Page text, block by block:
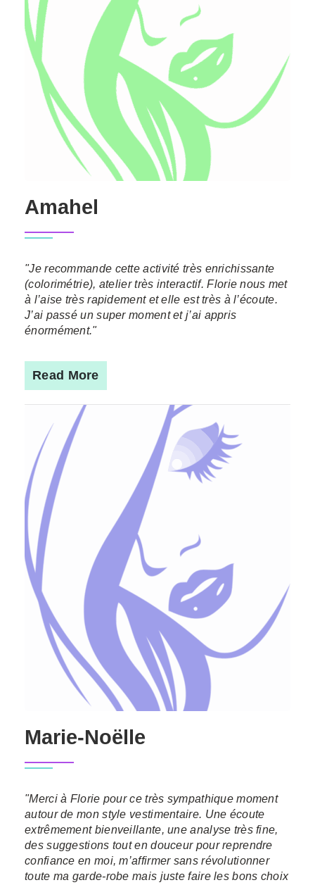
Amahel
"Je recommande cette activité très enrichissante
(colorimétrie), atelier très interactif. Florie nous met
à l’aise très rapidement et elle est très à l’écoute.
J’ai passé un super moment et j’ai appris
énormément."
Read More
Marie-Noëlle
"Merci à Florie pour ce très sympathique moment
autour de mon style vestimentaire. Une écoute
extrêmement bienveillante, une analyse très fine,
des suggestions tout en douceur pour reprendre
confiance en moi, m’affirmer sans révolutionner
toute ma garde-robe mais juste faire les bons choix